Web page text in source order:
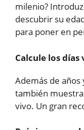
milenio?
descubrir su
para poner en
Calcule los días
Además de años
también
vivo. Un gran